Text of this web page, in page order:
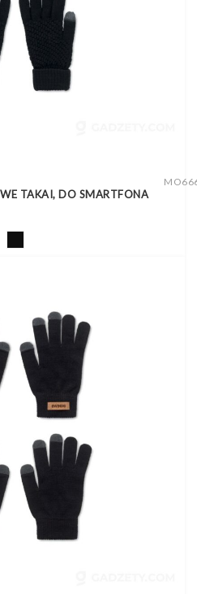
TAKAI, DO SMARTFONA